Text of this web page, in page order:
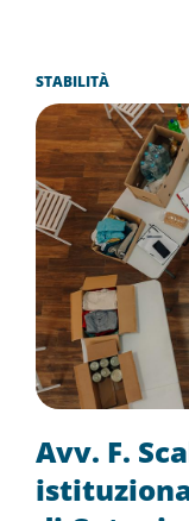
Avv. F.
STABILITÀ